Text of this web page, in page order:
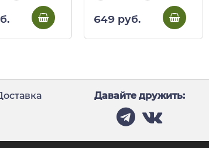
649 руб.
Давайте дружить: